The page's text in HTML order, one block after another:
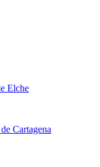
Elche
Cartagena